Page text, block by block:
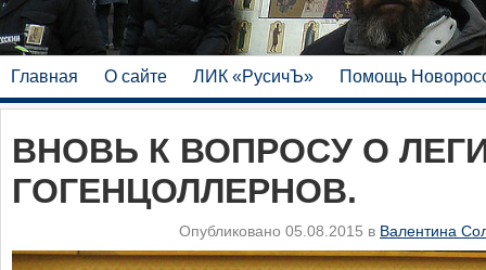
Главная О сайте ЛИК «РусичЪ» Помощь
ВНОВЬ К ВОПРОСУ О
ГОГЕНЦОЛЛЕРНОВ.
Опубликовано 05.08.2015 в Валентина